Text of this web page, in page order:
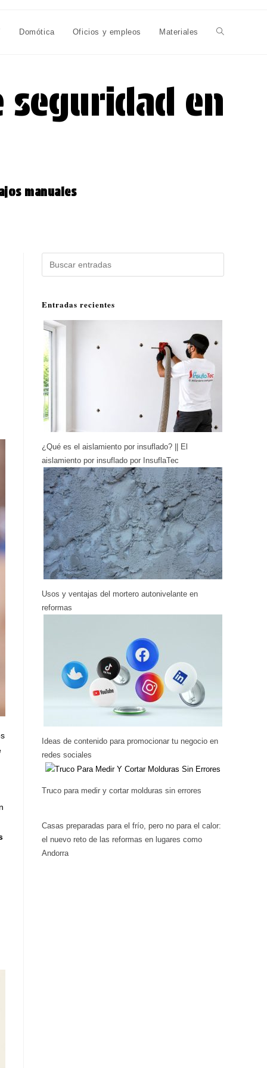
Domótica Oficios y empleos Materiales Alternar
en
manuales
Entradas recientes
¿Qué es el aislamiento por insuflado? || El
aislamiento por insuflado por InsuflaTec
Usos y ventajas del mortero autonivelante en
reformas
Ideas de contenido para promocionar tu negocio en
redes sociales
Truco para medir y cortar molduras sin errores
Casas preparadas para el frío, pero no para el calor:
el nuevo reto de las reformas en lugares como
Andorra